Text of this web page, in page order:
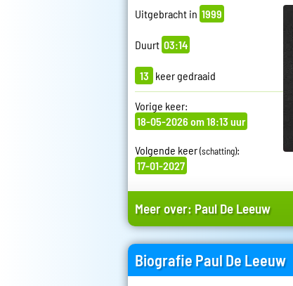
Uitgebracht in 1999
Duurt 03:14
13 keer gedraaid
Vorige keer:
18-05-2026 om 18:13 uur
Volgende keer(schatting):
17-01-2027
Meer over: Paul De Leeuw
Biografie Paul De Leeuw